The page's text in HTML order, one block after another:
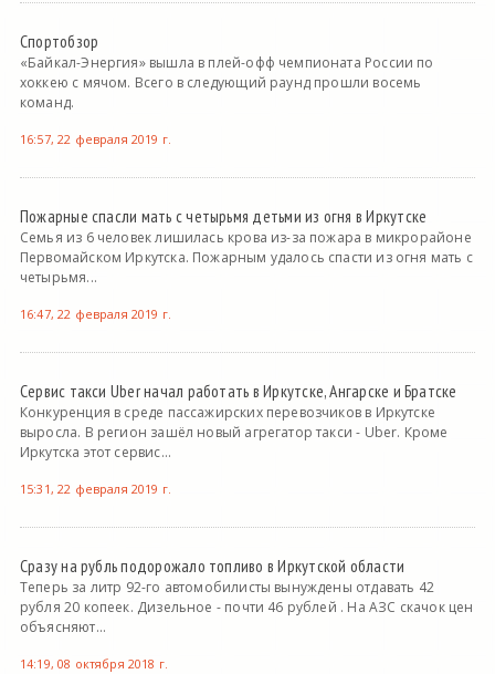
Спортобзор
«Байкал-Энергия» вышла в плей-офф чемпионата России по
хоккею с мячом. Всего в следующий раунд прошли восемь
команд.
16:57, 22 февраля 2019 г.
Пожарные спасли мать с четырьмя детьми из огня в Иркутске
Семья из 6 человек лишилась крова из-за пожара в микрорайоне
Первомайском Иркутска. Пожарным удалось спасти из огня мать с
четырьмя...
16:47, 22 февраля 2019 г.
Сервис такси Uber начал работать в Иркутске, Ангарске и Братске
Конкуренция в среде пассажирских перевозчиков в Иркутске
выросла. В регион зашёл новый агрегатор такси - Uber. Кроме
Иркутска этот сервис...
15:31, 22 февраля 2019 г.
Сразу на рубль подорожало топливо в Иркутской области
Теперь за литр 92-го автомобилисты вынуждены отдавать 42
рубля 20 копеек. Дизельное - почти 46 рублей . На АЗС скачок цен
объясняют...
14:19, 08 октября 2018 г.